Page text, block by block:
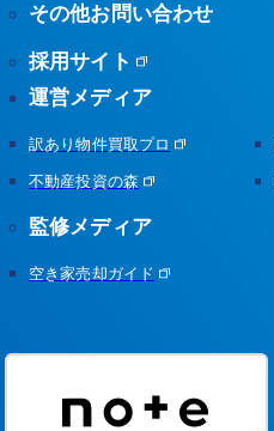
その他お問い合わせ
採用サイト
運営メディア
訳あり物件買取プロ
不動産投資の森
監修メディア
空き家売却ガイド